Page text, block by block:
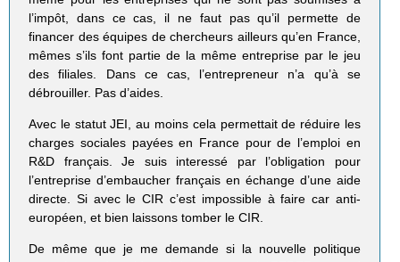
l’impôt, dans ce cas, il ne faut pas qu’il permette de
financer des équipes de chercheurs ailleurs qu’en France,
mêmes s’ils font partie de la même entreprise par le jeu
des filiales. Dans ce cas, l’entrepreneur n’a qu’à se
débrouiller. Pas d’aides.
Avec le statut JEI, au moins cela permettait de réduire les
charges sociales payées en France pour de l’emploi en
R&D français. Je suis interessé par l’obligation pour
l’entreprise d’embaucher français en échange d’une aide
directe. Si avec le CIR c’est impossible à faire car anti-
européen, et bien laissons tomber le CIR.
De même que je me demande si la nouvelle politique